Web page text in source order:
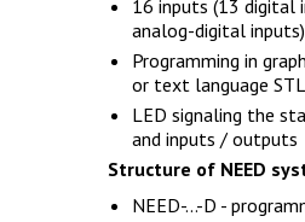
16 inputs (13 digital
analog-digital inputs)
Programming in
or text language STL
LED signaling the
and inputs / outputs
Structure of NEED
NEED-...-D -